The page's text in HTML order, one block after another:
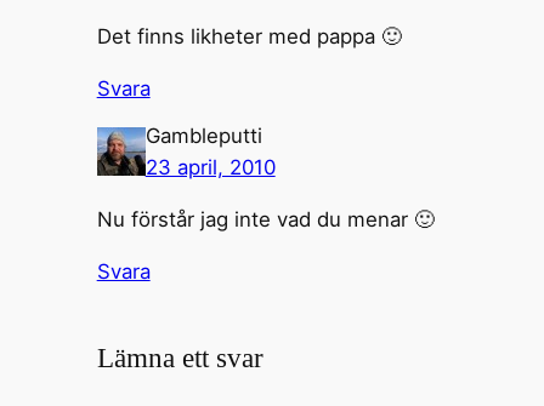
Det finns likheter med pappa 🙂
Svara
Gambleputti
23 april, 2010
Nu förstår jag inte vad du menar 🙂
Svara
Lämna ett svar